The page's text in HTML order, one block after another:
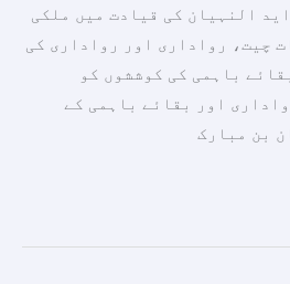
النہیان کی قیادت میں ملکی
چیت، رواداری اور رواداری کی
باہمی کی کوششوں کو
اور بقائے باہمی کے
بن مبارک